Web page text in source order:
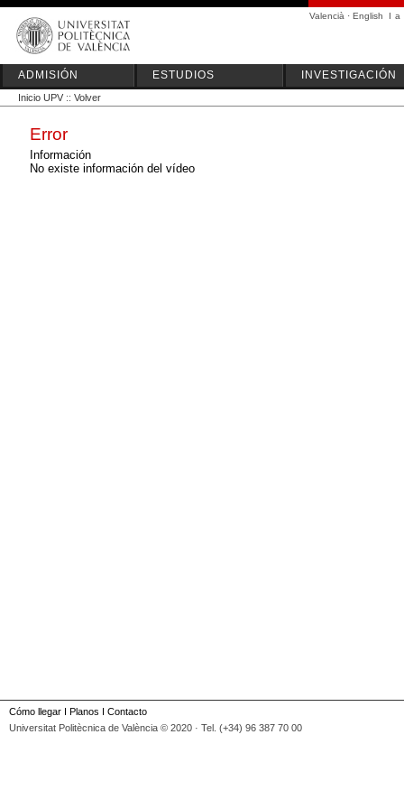
Valencià · English I a
ADMISIÓN ESTUDIOS INVESTIGACIÓN
Inicio UPV :: Volver
Error
Información
No existe información del vídeo
Cómo llegar I Planos I Contacto
Universitat Politècnica de València © 2020 · Tel. (+34) 96 387 70 00